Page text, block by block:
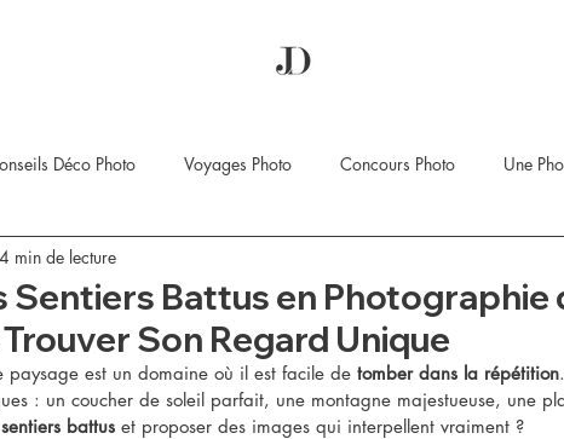
Déco Photo Voyages Photo Concours Photo Une
Sentiers Battus en Photographie
Trouver Son Regard Unique
4 min de lecture
paysage est un domaine où il est facile de tomber dans la répétition
: un coucher de soleil parfait, une montagne majestueuse, une
battus et proposer des images qui interpellent vraiment ?